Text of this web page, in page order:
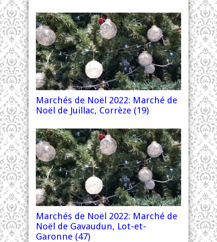
Marchés de Noël 2022: Marché de
Noël de Juillac, Corrèze (19)
Marchés de Noël 2022: Marché de
Noël de Gavaudun, Lot-et-
Garonne (47)